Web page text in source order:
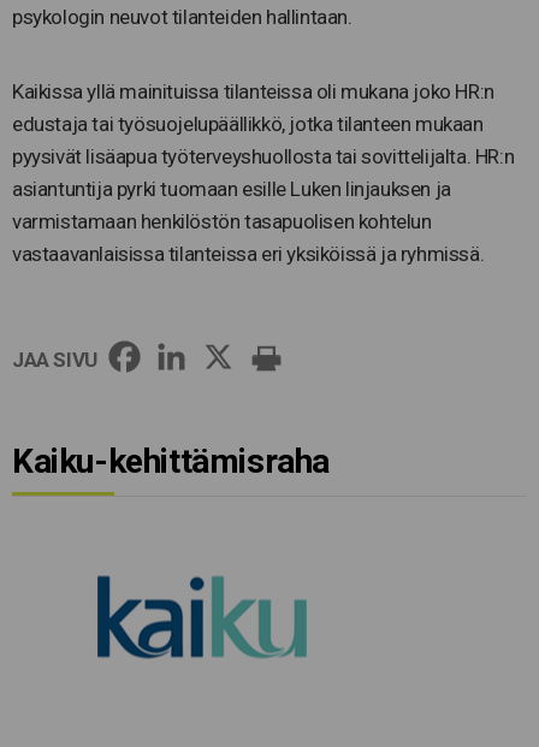
psykologin neuvot tilanteiden hallintaan.
Kaikissa yllä mainituissa tilanteissa oli mukana joko HR:n
edustaja tai työsuojelupäällikkö, jotka tilanteen mukaan
pyysivät lisäapua työterveyshuollosta tai sovittelijalta. HR:n
asiantuntija pyrki tuomaan esille Luken linjauksen ja
varmistamaan henkilöstön tasapuolisen kohtelun
vastaavanlaisissa tilanteissa eri yksiköissä ja ryhmissä.
JAA SIVU
Kaiku-kehittämisraha